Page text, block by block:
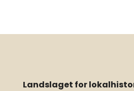
Landslaget for